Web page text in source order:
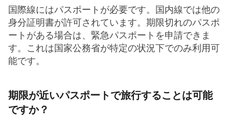
国際線にはパスポートが必要です。国内線では他の
身分証明書が許可されています。期限切れのパスポ
ートがある場合は、緊急パスポートを申請できま
す。これは国家公務省が特定の状況下でのみ利用可
能です。
期限が近いパスポートで旅行することは可能
ですか？